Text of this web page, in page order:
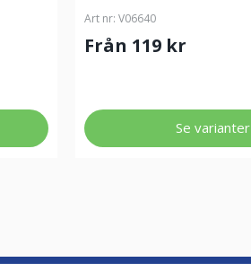
Art nr: V06640
Från 119 kr
Se varianter